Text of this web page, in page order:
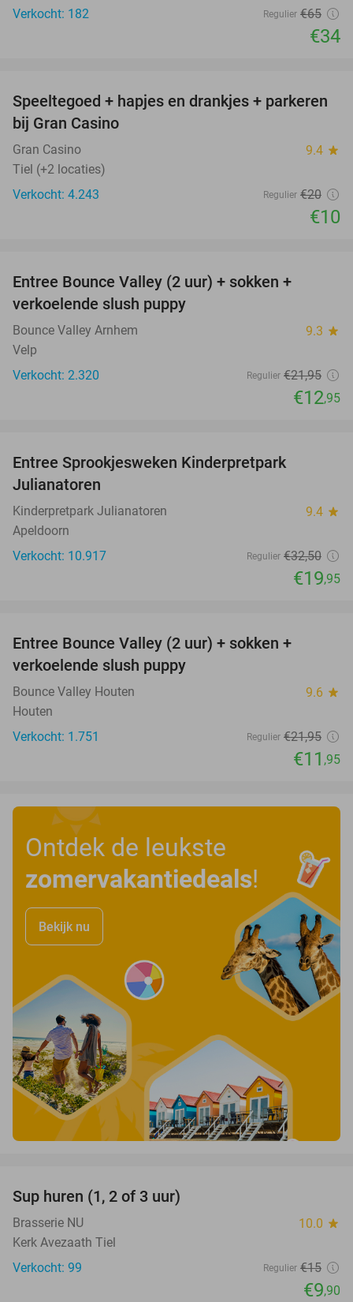
Verkocht: 182 Regulier €65
€34
50%
Speeltegoed + hapjes en drankjes + parkeren
bij Gran Casino
Gran Casino 9.4 star
Tiel (+2 locaties)
Verkocht: 4.243
Regulier €20
€10
Entree Bounce Valley (2 uur) + sokken +
verkoelende slush puppy
Bounce Valley Arnhem 9.3 star
Velp
Verkocht: 2.320
Regulier €21,95
€12,95
Entree Sprookjesweken Kinderpretpark
Julianatoren
Kinderpretpark Julianatoren 9.4 star
Apeldoorn
Verkocht: 10.917
Regulier €32,50
€19,95
Entree Bounce Valley (2 uur) + sokken +
verkoelende slush puppy
Bounce Valley Houten 9.6 star
Houten
Verkocht: 1.751
Regulier €21,95
€11 ,95
Ontdek de leukste
zomervakantiedeals!
Bekijk nu
Sup huren (1, 2 of 3 uur)
Brasserie NU 10.0 star
Kerk Avezaath Tiel
Verkocht: 99
Regulier €15
€9,90